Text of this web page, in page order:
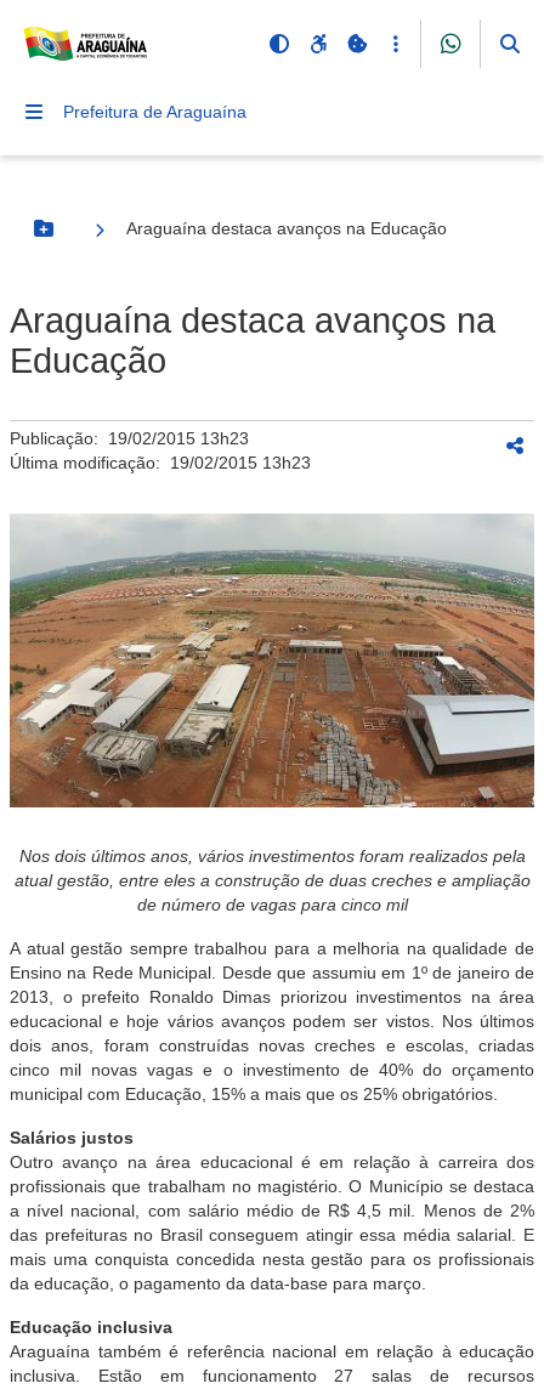
Prefeitura de Araguaína
Botão Menu
Araguaína destaca avanços na Educação
Araguaína destaca avanços na
Educação
Publicação: 19/02/2015 13h23
Última modificação: 19/02/2015 13h23
Nos dois últimos anos, vários investimentos foram realizados pela
atual gestão, entre eles a construção de duas creches e ampliação
de número de vagas para cinco mil
A atual gestão sempre trabalhou para a melhoria na qualidade de
Ensino na Rede Municipal. Desde que assumiu em 1º de janeiro de
2013, o prefeito Ronaldo Dimas priorizou investimentos na área
educacional e hoje vários avanços podem ser vistos. Nos últimos
dois anos, foram construídas novas creches e escolas, criadas
cinco mil novas vagas e o investimento de 40% do orçamento
municipal com Educação, 15% a mais que os 25% obrigatórios.
Salários justos
Outro avanço na área educacional é em relação à carreira dos
profissionais que trabalham no magistério. O Município se destaca
a nível nacional, com salário médio de R$ 4,5 mil. Menos de 2%
das prefeituras no Brasil conseguem atingir essa média salarial. E
mais uma conquista concedida nesta gestão para os profissionais
da educação, o pagamento da data-base para março.
Educação inclusiva
Araguaína também é referência nacional em relação à educação
inclusiva. Estão em funcionamento 27 salas de recursos